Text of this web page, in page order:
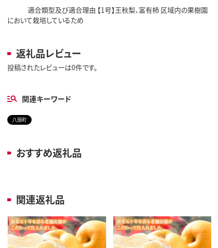
適合類型及び適合理由 【1号】王秋梨、富有柿 区域内の果樹園
において栽培しているため
返礼品レビュー
投稿されたレビューは0件です。
関連キーワード
八頭町
おすすめ返礼品
関連返礼品